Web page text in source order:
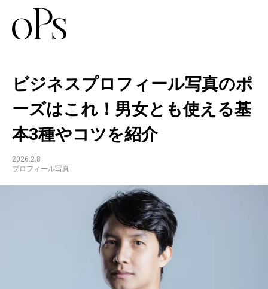
ビジネスプロフィール写真のポ
ーズはこれ！男女とも使える基
本3種やコツを紹介
2026.2.8
プロフィール写真